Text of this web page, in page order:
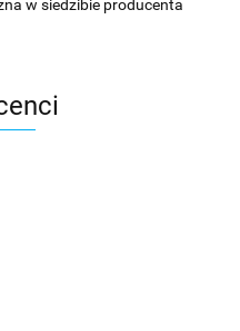
w siedzibie producenta